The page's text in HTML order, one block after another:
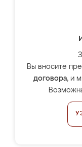
Вы вносите
договора, и